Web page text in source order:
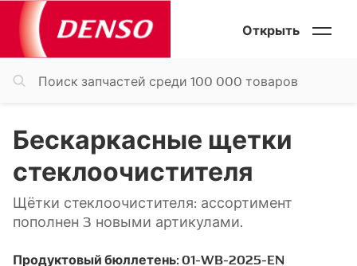
Открыть
Бескаркасные щетки
стеклоочистителя
Щётки стеклоочистителя: ассортимент
пополнен 3 новыми артикулами.
Продуктовый бюллетень: 01-WB-2025-EN